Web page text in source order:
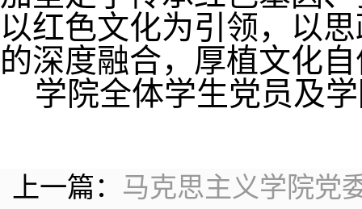
以红色文化为引领，以
的深度融合，厚植文化
学院全体学生党员及
上一篇： 马克思主义学院党